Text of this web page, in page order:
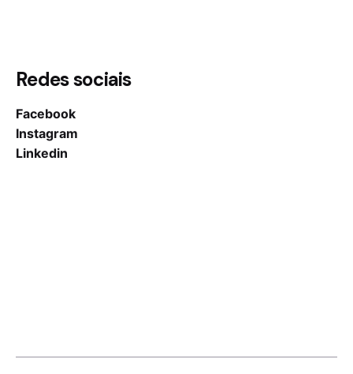
Redes sociais
Facebook
Instagram
Linkedin